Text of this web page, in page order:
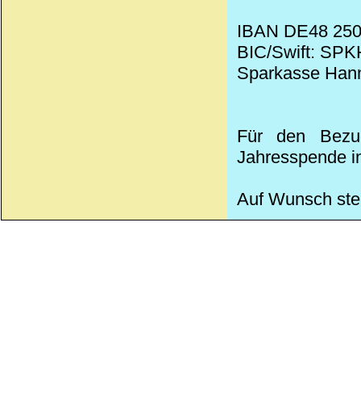
IBAN DE48
BIC/Swift:
Sparkasse
Für den
Jahresspende
Auf Wunsch